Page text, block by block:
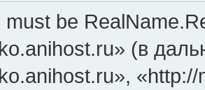
must be
(в